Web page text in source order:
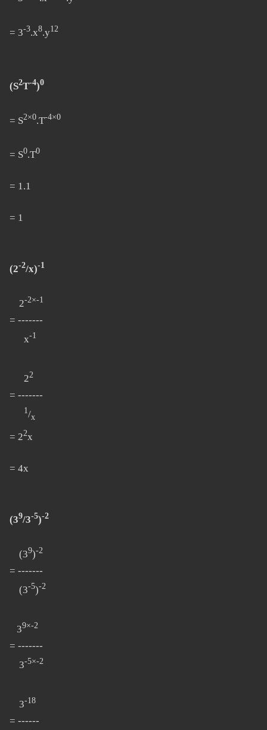
= 3-3.x8.y12
(S2T-4)0
= S2×0.T-4×0
= S0.T0
= 1.1
= 1
(2-2/x)-1
2-2×-1
= -------
x-1
22
= -------
1/x
= 22x
= 4x
(39/3-5)-2
(39)-2
= -------
(3-5)-2
39×-2
= -------
3-5×-2
3-18
= ------